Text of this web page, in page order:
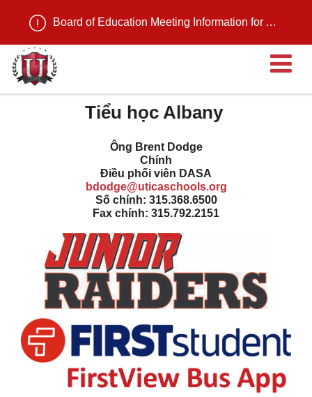
Board of Education Meeting Information for August 11, 2026
Tiểu học Albany
Ông Brent Dodge
Chính
Điều phối viên DASA
bdodge@uticaschools.org
Số chính: 315.368.6500
Fax chính: 315.792.2151